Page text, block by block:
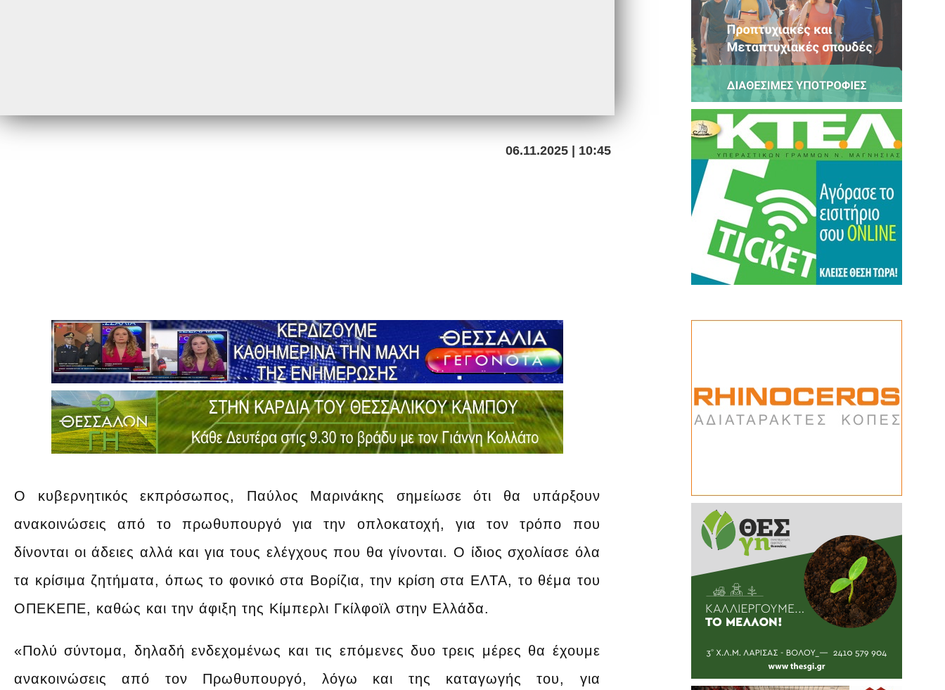
06.11.2025 | 10:45
Ο κυβερνητικός εκπρόσωπος, Παύλος Μαρινάκης σημείωσε ότι θα υπάρξουν
ανακοινώσεις από το πρωθυπουργό για την οπλοκατοχή, για τον τρόπο που
δίνονται οι άδειες αλλά και για τους ελέγχους που θα γίνονται. Ο ίδιος σχολίασε όλα
τα κρίσιμα ζητήματα, όπως το φονικό στα Βορίζια, την κρίση στα ΕΛΤΑ, το θέμα του
ΟΠΕΚΕΠΕ, καθώς και την άφιξη της Κίμπερλι Γκίλφοϊλ στην Ελλάδα.
«Πολύ σύντομα, δηλαδή ενδεχομένως και τις επόμενες δυο τρεις μέρες θα έχουμε
ανακοινώσεις από τον Πρωθυπουργό, λόγω και της καταγωγής του, για